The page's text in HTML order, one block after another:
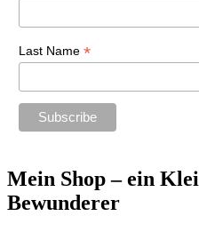
Last Name *
Mein Shop – ein
Bewunderer